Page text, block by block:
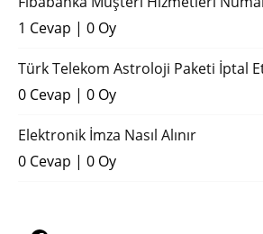
1 Cevap | 0 Oy
Türk Telekom Astroloji Paketi İptal
0 Cevap | 0 Oy
Elektronik İmza Nasıl Alınır
0 Cevap | 0 Oy